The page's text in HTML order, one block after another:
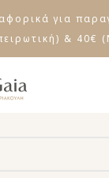
για
& 40€